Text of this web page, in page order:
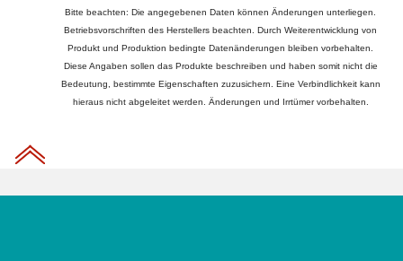
Bitte beachten: Die angegebenen Daten können Änderungen unterliegen.
Betriebsvorschriften des Herstellers beachten. Durch Weiterentwicklung von
Produkt und Produktion bedingte Datenänderungen bleiben vorbehalten.
Diese Angaben sollen das Produkte beschreiben und haben somit nicht die
Bedeutung, bestimmte Eigenschaften zuzusichern. Eine Verbindlichkeit kann
hieraus nicht abgeleitet werden. Änderungen und Irrtümer vorbehalten.